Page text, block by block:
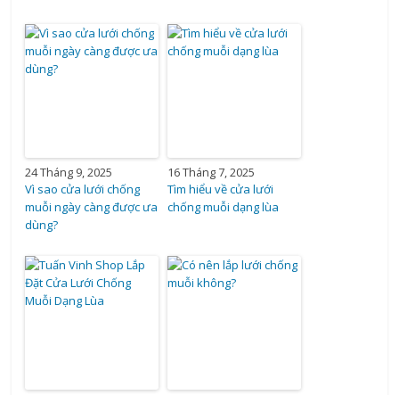
24 Tháng 9, 2025
Vì sao cửa lưới chống
muỗi ngày càng được ưa
dùng?
16 Tháng 7, 2025
Tìm hiểu về cửa lưới
chống muỗi dạng lùa